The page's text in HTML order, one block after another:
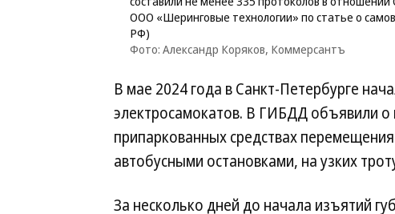
ООО «Шеринговые технологии» по статье о
РФ)
Фото: Александр Коряков, Коммерсантъ
В мае 2024 года в Санкт-Петербурге
электросамокатов. В ГИБДД объявили о
припаркованных средствах
автобусными остановками, на узких
За несколько дней до начала изъятий